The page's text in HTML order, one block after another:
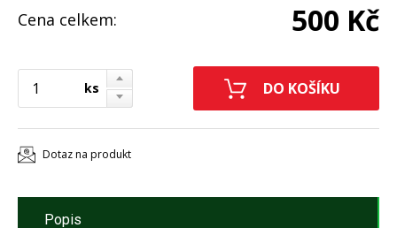
Cena celkem: 500 Kč
ks
Dotaz na produkt
Popis